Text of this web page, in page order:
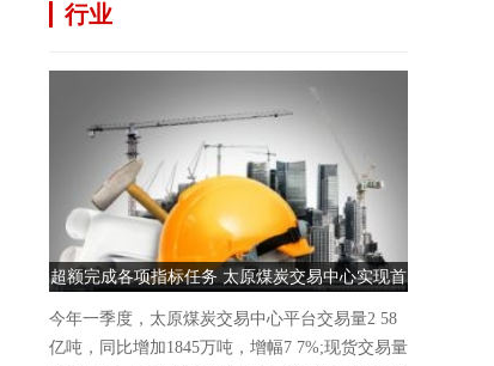
行业
超额完成各项指标任务 太原煤炭交易中心实现首
季“开门红”
今年一季度，太原煤炭交易中心平台交易量2 58
亿吨，同比增加1845万吨，增幅7 7%;现货交易量